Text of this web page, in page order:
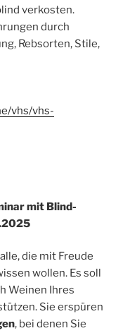
verkosten.
durch
Rebsorten, Stile,
vhs/vhs-
mit Blind-
die mit Freude
wollen. Es soll
Weinen Ihres
Sie erspüren
, bei denen Sie